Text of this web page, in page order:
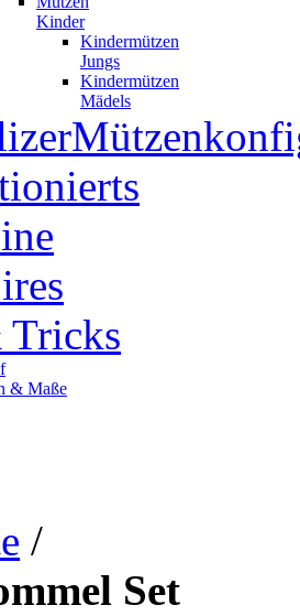
Kinder
Kindermützen
Jungs
Kindermützen
Mädels
& Maße
/
Set